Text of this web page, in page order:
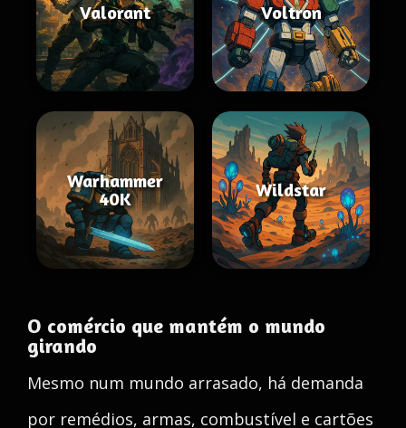
Valorant Voltron
Warhammer
40K
Wildstar
O comércio que mantém o mundo
girando
Mesmo num mundo arrasado, há demanda
por remédios, armas, combustível e cartões